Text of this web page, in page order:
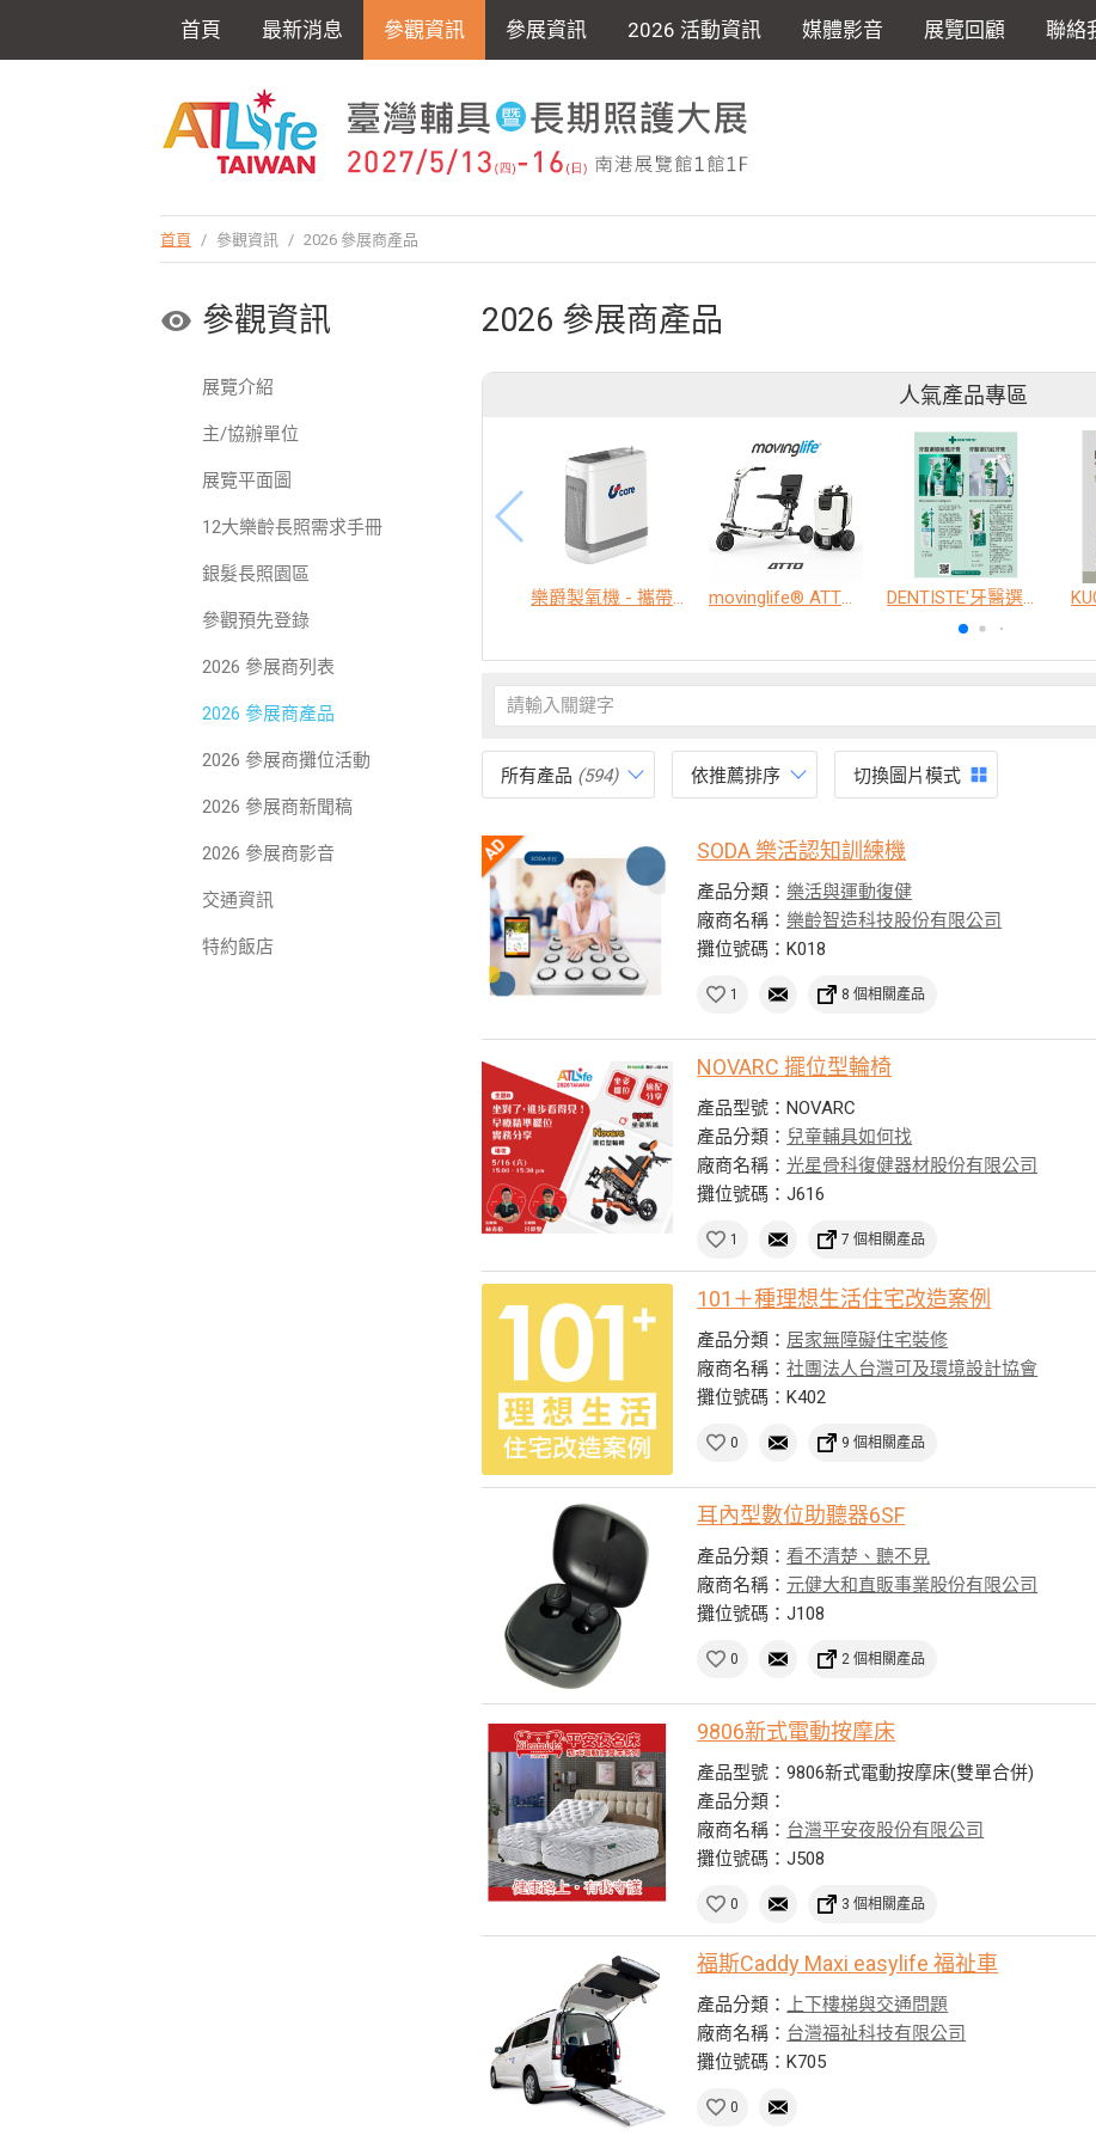
首頁 最新消息 參觀資訊 參展資訊 2026 活動資訊 媒體影音 展覽回顧 聯絡
首頁 / 參觀資訊 / 2026 參展商產品
參觀資訊
展覽介紹
主/協辦單位
展覽平面圖
12大樂齡長照需求手冊
銀髮長照園區
參觀預先登錄
2026 參展商列表
2026 參展商產品
2026 參展商攤位活動
2026 參展商新聞稿
2026 參展商影音
交通資訊
特約飯店
2026 參展商產品
人氣產品專區
樂爵製氧機 - 攜帶型 movinglife® ATTO新世代電動代步車 經典款 DENTISTE'牙醫選極敏感牙膏、抗蛀牙膏
所有產品 (594) 依推薦排序 切換圖片模式
SODA 樂活認知訓練機
產品分類：樂活與運動復健
廠商名稱：樂齡智造科技股份有限公司
攤位號碼：K018
1 8 個相關產品
NOVARC 擺位型輪椅
產品型號：NOVARC
產品分類： 兒童輔具如何找
廠商名稱：光星骨科復健器材股份有限公司
攤位號碼：J616
1 7 個相關產品
101＋種理想生活住宅改造案例
產品分類： 居家無障礙住宅裝修
廠商名稱：社團法人台灣可及環境設計協會
攤位號碼：K402
0 9 個相關產品
耳內型數位助聽器6SF
產品分類：看不清楚、聽不見
廠商名稱： 元健大和直販事業股份有限公司
攤位號碼：J108
0 2 個相關產品
9806新式電動按摩床
產品型號：9806新式電動按摩床(雙單合併)
產品分類：
廠商名稱： 台灣平安夜股份有限公司
攤位號碼：J508
0 3 個相關產品
福斯Caddy Maxi easylife 福祉車
產品分類：
上下樓梯與交通問題
廠商名稱： 台灣福祉科技有限公司
攤位號碼：K705
0